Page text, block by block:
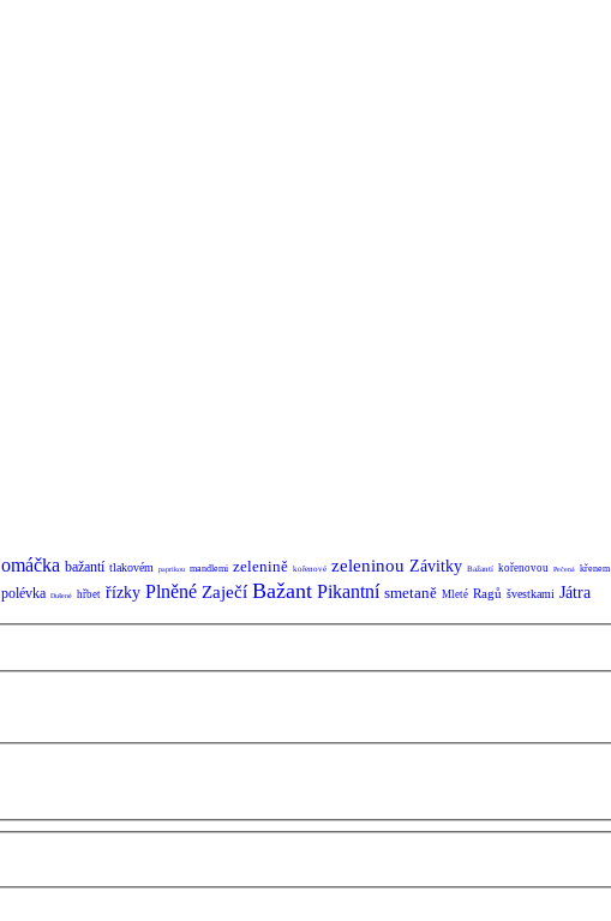
omáčka bažantí tlakovém paprikou mandlemi zelenině kořenové zeleninou Závitky Bažantí kořenovou Pečená křenem
polévka Dušené hřbet řízky Plněné Zaječí Bažant Pikantní smetaně Mleté Ragů švestkami Játra